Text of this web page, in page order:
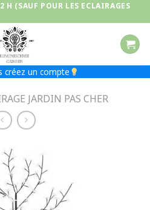
(SAUF POUR LES ECLAIRAGES
créez un compte
JARDIN PAS CHER